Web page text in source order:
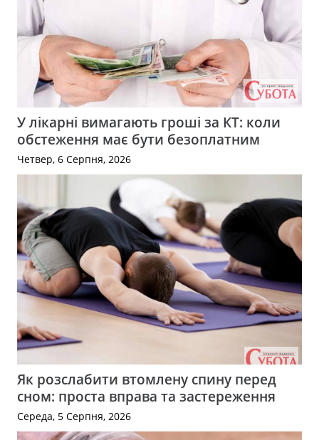
У лікарні вимагають гроші за КТ: коли
обстеження має бути безоплатним
Четвер, 6 Серпня, 2026
Як розслабити втомлену спину перед
сном: проста вправа та застереження
Середа, 5 Серпня, 2026